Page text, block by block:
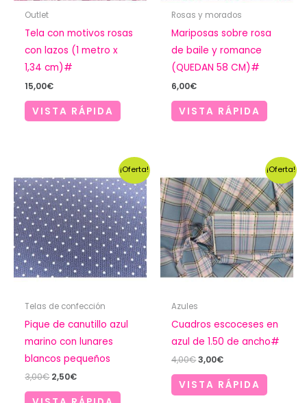
Outlet
Tela con motivos rosas
con lazos (1 metro x
1,34 cm)#
15,00€
VISTA RÁPIDA
Rosas y morados
Mariposas sobre rosa
de baile y romance
(QUEDAN 58 CM)#
6,00€
VISTA RÁPIDA
¡Oferta!
Telas de confección
Pique de canutillo azul
marino con lunares
blancos pequeños
3,00€ El
original
2,50€El
actual
¡Oferta!
Azules
Cuadros escoceses en
azul de 1.50 de ancho#
4,00€El
original
era:
3,00€El
actual
es:
VISTA RÁPIDA